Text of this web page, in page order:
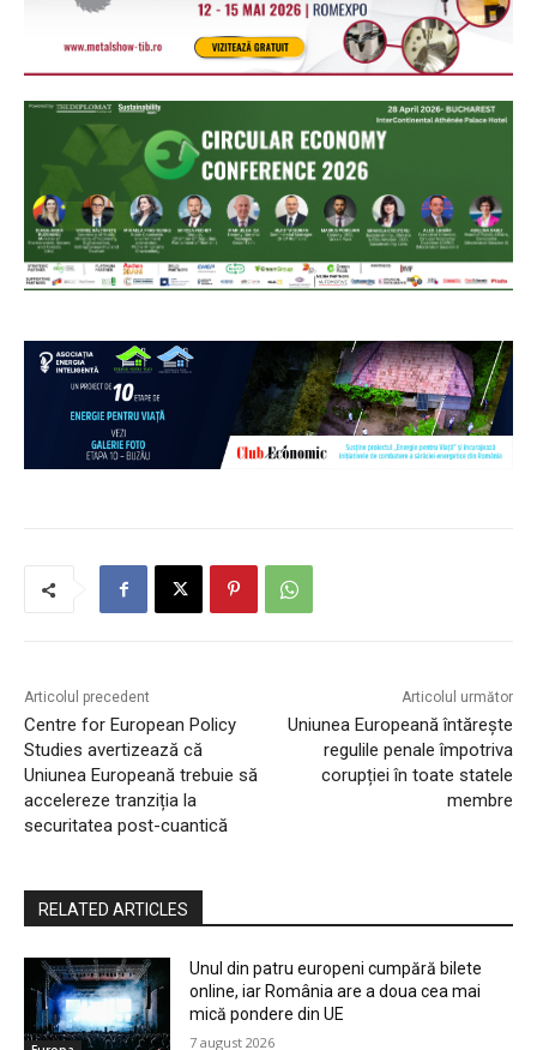
Articolul precedent
Centre for European Policy
Studies avertizează că
Uniunea Europeană trebuie să
accelereze tranziția la
securitatea post-cuantică
Articolul următor
Uniunea Europeană întărește
regulile penale împotriva
corupției în toate statele
membre
RELATED ARTICLES
Unul din patru europeni cumpără bilete
online, iar România are a doua cea mai
mică pondere din UE
7 august 2026